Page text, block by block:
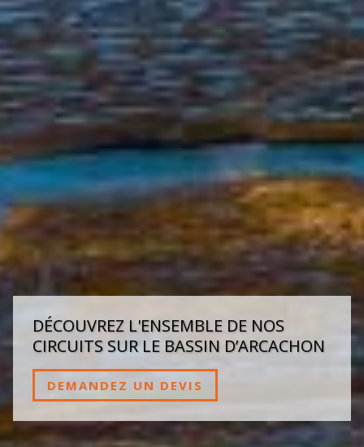
DÉCOUVREZ L'ENSEMBLE DE NOS
CIRCUITS SUR LE BASSIN D’ARCACHON
DEMANDEZ UN DEVIS